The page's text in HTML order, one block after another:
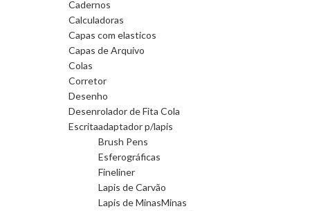
Cadernos
Calculadoras
Capas com elasticos
Capas de Arquivo
Colas
Corretor
Desenho
Desenrolador de Fita Cola
Escritaadaptador p/lapis
Brush Pens
Esferográficas
Fineliner
Lapis de Carvão
Lapis de MinasMinas